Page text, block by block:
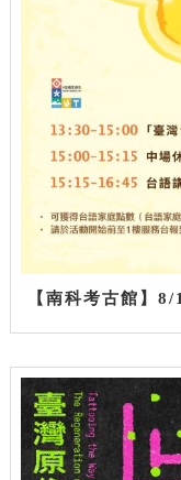
【南科考古館】